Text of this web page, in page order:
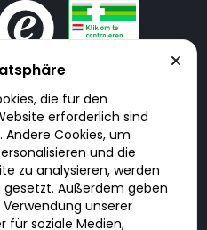
Doktorabc ist ausdrücklich
bietet keine Medikamente oder
diese. Jegliche Informationen zu
auf der Internetseite beinhalten
die Einhaltung der in Ihrem Land
sind Sie als Nutzer
Services auf Doktorabc durch
Verantwortung. Sie erklären,
zu besuchen und zu nutzen.
die für den
erforderlich sind
Cookies, um
und die
zu analysieren, werden
Außerdem geben
unserer
für soziale Medien,